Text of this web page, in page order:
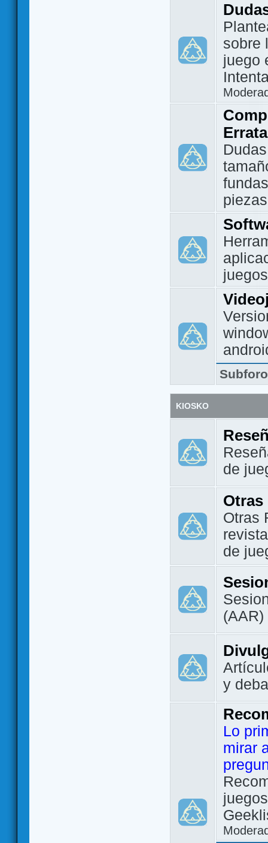
sobre
juego
KIOSKO
de
Otras
Otras
de
(AAR)
y
Lo
mirar